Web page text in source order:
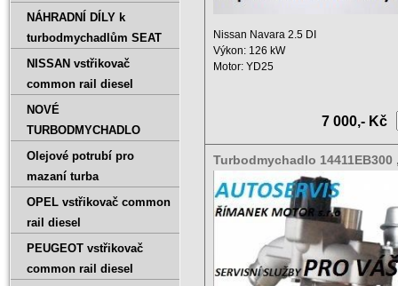
Nissan Navara 2.5 DI
Výkon: 126 kW
Motor: YD25
7 000,- Kč
Turbodmychadlo 14411EB300
NÁHRADNÍ DÍLY k
turbodmychadlům SEAT
NISSAN vstřikovač
common rail diesel
NOVÉ
TURBODMYCHADLO
Olejové potrubí pro
mazaní turba
OPEL vstřikovač common
rail diesel
PEUGEOT vstřikovač
common rail diesel